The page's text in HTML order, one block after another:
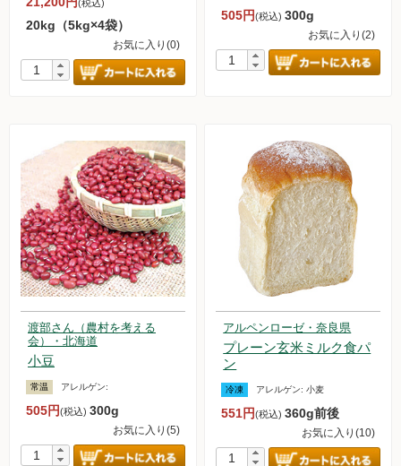
(税込)
20kg（5kg×4袋）
お気に入り(0)
505円(税込)300g
お気に入り(2)
渡部さん（農村を考える
会）・北海道
小豆
常温 アレルゲン:
505円(税込) 300g
お気に入り(5)
アルペンローゼ・奈良県
プレーン玄米ミルク食パ
ン
冷凍 アレルゲン:小麦
551円(税込)360g前後
お気に入り(10)